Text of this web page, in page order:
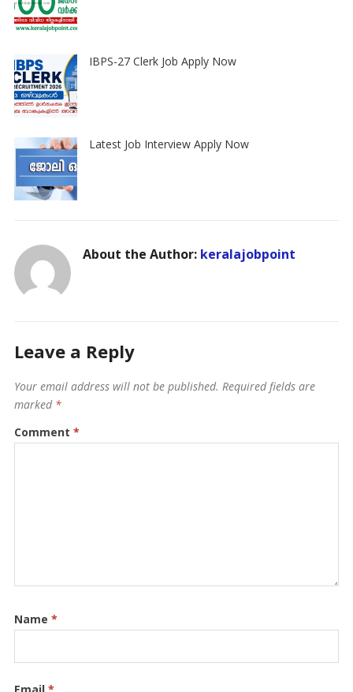
IBPS-27 Clerk Job Apply Now
Latest Job Interview Apply Now
About the Author: keralajobpoint
Leave a Reply
Your email address will not be published. Required fields are
marked *
Comment *
Name *